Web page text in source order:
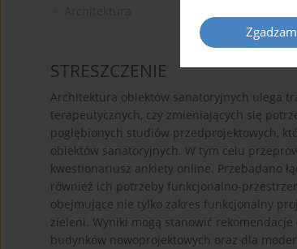
Architektura
STRESZCZENIE
Architektura obiektów sanatoryjnych ulega
terapeutycznych, czy zmieniających się
pogłębionych studiów przedprojektowych,
obiektów sanatoryjnych. W tym celu
kwestionariusz ankiety online. Przebadano
również ich potrzeby funkcjonalno-
obejmujące nie tylko zakres funkcjonalny
zieleni. Wyniki mogą stanowić
budynków nowoprojektowych oraz dla